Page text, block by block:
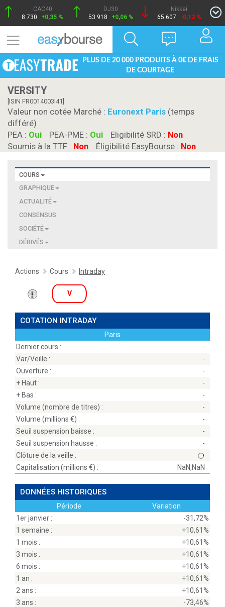
CAC40
8 730
+0,35 %
DJ30
53 918
+0,06 %
Nikkei
65 607
-0,12 %
PLUS DE 20 000 PRODUITS À 0€ DE FRAIS
DE COURTAGE
VERSITY
[ISIN FR0014003I41]
Valeur non cotée Marché : Euronext Paris (temps
différé)
PEA : Oui PEA-PME : Oui Eligibilité SRD : Non
Soumis à la TTF : Non Éligibilité EasyBourse : Non
COURS
GRAPHIQUE
ACTUALITÉ
CONSENSUS
SOCIÉTÉ
DÉRIVÉS
Actions Cours Intraday
V
COTATION INTRADAY
Paris
Dernier cours :
-
Var/Veille :
-
Ouverture :
-
+ Haut :
-
+ Bas :
-
Volume (nombre de titres) :
-
Volume (millions
) :
-
Seuil suspension baisse :
-
Seuil suspension hausse :
-
Clôture de la veille :
Capitalisation (millions
) : NaN,NaN
DONNÉES HISTORIQUES
Période
Variation
1er janvier :
-31,72%
1 semaine :
+10,61%
1 mois :
+10,61%
3 mois :
+10,61%
6 mois :
+10,61%
1 an :
+10,61%
2 ans :
+10,61%
3 ans :
-73,46%